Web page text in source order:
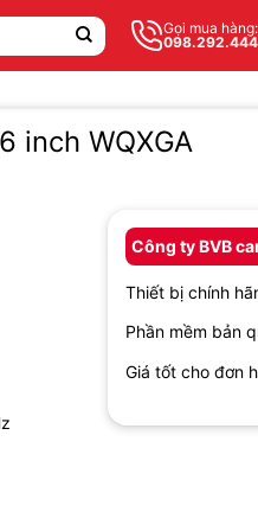
Gọi mua hàng:
inch WQXGA
Công ty BVB
Thiết bị chính
Phần mềm bản
Giá tốt cho đơn